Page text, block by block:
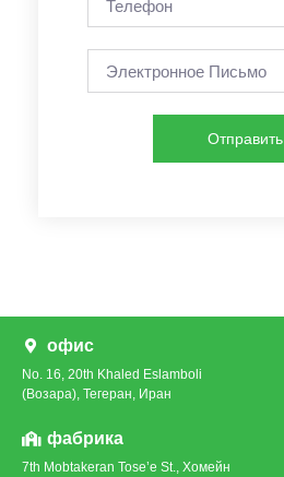
Отправить
офис
No. 16, 20th Khaled Eslamboli
(Возара), Тегеран, Иран
фабрика
7th Mobtakeran Tose’e St., Хомейн